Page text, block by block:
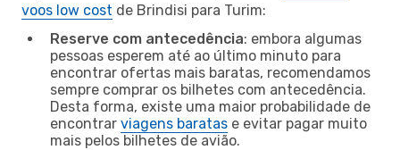
voos low cost de Brindisi para Turim:
Reserve com antecedência: embora algumas
pessoas esperem até ao último minuto para
encontrar ofertas mais baratas, recomendamos
sempre comprar os bilhetes com antecedência.
Desta forma, existe uma maior probabilidade de
encontrar viagens baratas e evitar pagar muito
mais pelos bilhetes de avião.